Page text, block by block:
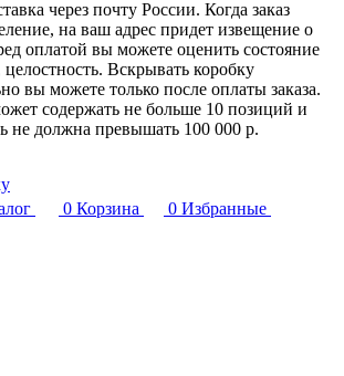
через почту России. Когда заказ
на ваш адрес придет извещение о
оплатой вы можете оценить состояние
целостность. Вскрывать коробку
вы можете только после оплаты заказа.
содержать не больше 10 позиций и
не должна превышать 100 000 р.
0 Корзина 0 Избранные